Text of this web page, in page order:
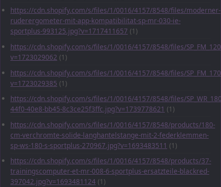
https://cdn.shopify.com/s/files/1/0016/4157/8548/files/moderner-
ruderergometer-mit-app-kompatibilitat-sp-mr-030-ie-
sportplus-993125.jpg?v=1717411657 (1)
https://cdn.shopify.com/s/files/1/0016/4157/8548/files/
v=1723029062 (1)
https://cdn.shopify.com/s/files/1/0016/4157/8548/files/
v=1723029385 (1)
https://cdn.shopify.com/s/files/1/0016/4157/8548/files/
44f0-40e8-bb45-8c3ce25f3ffc.jpg?v=1739778621 (1)
https://cdn.shopify.com/s/files/1/0016/4157/8548/products/180-
cm-verchromte-solide-langhantelstange-mit-2-federklemmen-
sp-ws-180-s-sportplus-270967.jpg?v=1693483511 (1)
https://cdn.shopify.com/s/files/1/0016/4157/8548/products/37-
trainingscomputer-et-mr-008-6-sportplus-ersatzteile-blackred-
397042.jpg?v=1693481124 (1)